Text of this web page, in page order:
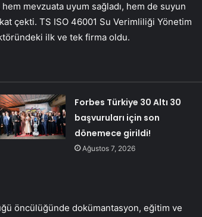
mevzuata uyum sağladı, hem de suyun
çekti. TS ISO 46001 Su Verimliliği Yönetim
ilk ve tek firma oldu.
Forbes Türkiye 30 Altı 30
başvuruları için son
dönemece girildi!
Ağustos 7, 2026
öncülüğünde dokümantasyon, eğitim ve